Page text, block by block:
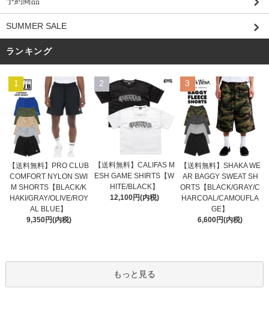
SUMMER SALE
ランキング
1
【送料無料】PRO CLUB
COMFORT NYLON SWI
M SHORTS【BLACK/K
HAKI/GRAY/OLIVE/ROY
AL BLUE】
9,350円(内税)
2
【送料無料】CALIFAS M
ESH GAME SHIRTS【W
HITE/BLACK】
12,100円(内税)
3
【送料無料】SHAKA WE
AR BAGGY SWEAT SH
ORTS【BLACK/GRAY/C
HARCOAL/CAMOUFLA
GE】
6,600円(内税)
もっと見る